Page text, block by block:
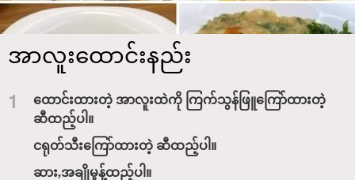
အာလူးထောင်းနည်း
1
ထောင်းထားတဲ့ အာလူးထဲကို ကြက်သွန်ဖြူကြော်ထားတဲ့
ဆီထည့်ပါ။
ငရုတ်သီးကြော်ထားတဲ့ ဆီထည့်ပါ။
ဆား,အချိုမှုန့်ထည့်ပါ။